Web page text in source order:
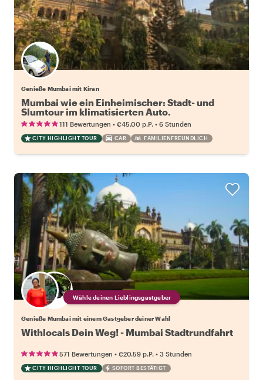
Genieße Mumbai mit Kiran
Mumbai wie ein Einheimischer: Stadt- und
Slumtour im klimatisierten Auto.
111 Bewertungen • €45.00 p.P. • 6 Stunden
CITY HIGHLIGHT TOUR CAR FAMILIENFREUNDLICH
Wähle deinen Lieblingsgastgeber
Genieße Mumbai mit einem Gastgeber deiner Wahl
Withlocals Dein Weg! - Mumbai Stadtrundfahrt
571 Bewertungen • €20.59 p.P. • 3 Stunden
CITY HIGHLIGHT TOUR SOFORT BESTÄTIGT